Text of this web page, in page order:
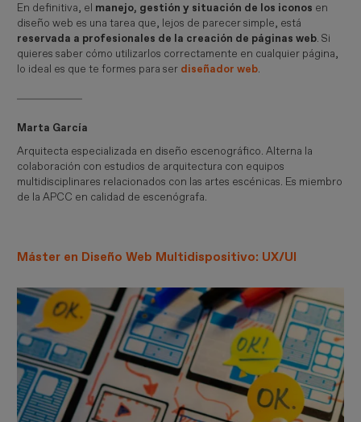
En definitiva, el manejo, gestión y situación de los iconos en
diseño web es una tarea que, lejos de parecer simple, está
reservada a profesionales de la creación de páginas web. Si
quieres saber cómo utilizarlos correctamente en cualquier página,
lo ideal es que te formes para ser diseñador web.
Marta García
Arquitecta especializada en diseño escenográfico. Alterna la
colaboración con estudios de arquitectura con equipos
multidisciplinares relacionados con las artes escénicas. Es miembro
de la APCC en calidad de escenógrafa.
Máster en Diseño Web Multidispositivo: UX/UI